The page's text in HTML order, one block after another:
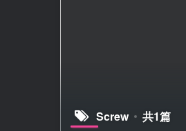
Screw 共1篇